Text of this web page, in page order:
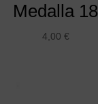
Medalla 18
4,00 €